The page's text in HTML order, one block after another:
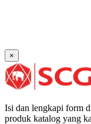
Plug SCG
Shinkolite
Atap
×
Isi dan lengkapi form
produk katalog yang